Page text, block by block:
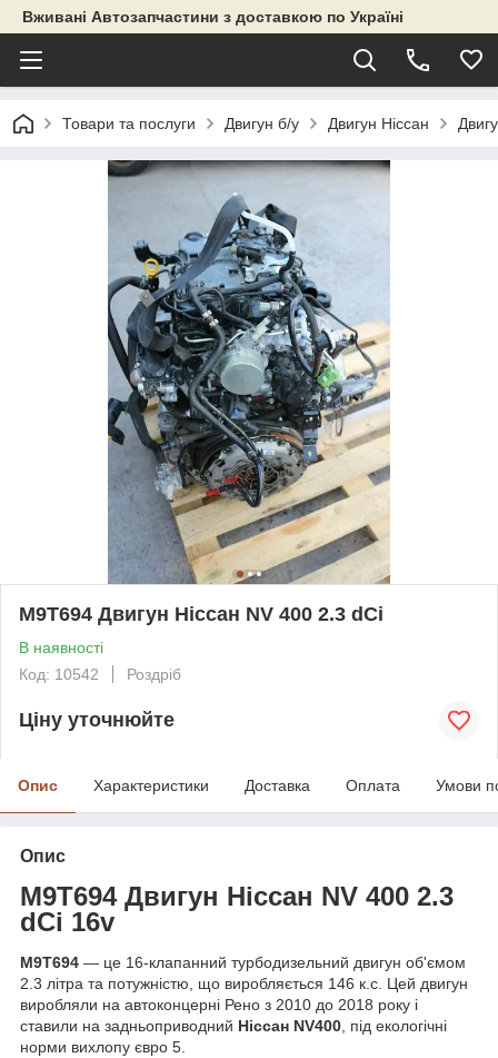
Вживані Автозапчастини з доставкою по Україні
Товари та послуги Двигун б/у Двигун Ніссан
M9T694 Двигун Ніссан NV 400 2.3 dCi
В наявності
Код: 10542
Роздріб
Ціну уточнюйте
Опис Характеристики Доставка Оплата Умови
Опис
M9T694 Двигун Ніссан NV 400 2.3
dCi 16v
M9T694 — це 16-клапанний турбодизельний двигун об'ємом
2.3 літра та потужністю, що виробляється 146 к.с. Цей двигун
виробляли на автоконцерні Рено з 2010 до 2018 року і
ставили на задньоприводний Ніссан NV400, під екологічні
норми вихлопу євро 5.